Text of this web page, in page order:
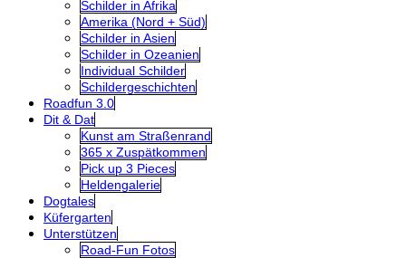
Schilder in Afrika
Amerika (Nord + Süd)
Schilder in Asien
Schilder in Ozeanien
Individual Schilder
Schildergeschichten
Roadfun 3.0
Dit & Dat
Kunst am Straßenrand
365 x Zuspätkommen
Pick up 3 Pieces
Heldengalerie
Dogtales
Küfergarten
Unterstützen
Road-Fun Fotos